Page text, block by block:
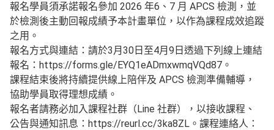
報名學員須承諾報名參加 2026 年6、7 月 APCS 檢測，並
於檢測後主動回報成績予本計畫單位，以作為課程成效追蹤
之用。
報名方式與連結：請於3月30日至4月9日透過下列線上連結
報名：https://forms.gle/EYQ1eADmxwmqVQd87。
課程結束後將持續提供線上陪伴及 APCS 檢測準備輔導，
協助學員取得理想成績。
報名者請務必加入課程社群（Line 社群），以接收課程、
公告與通知訊息：https://reurl.cc/3ka8ZL。課程連絡人：